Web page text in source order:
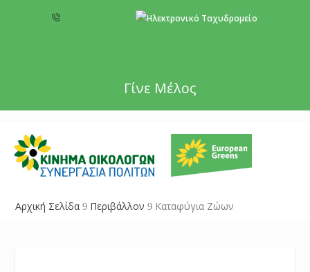
Γίνε Μέλος
Αρχική Σελίδα 9 Περιβάλλον 9 Καταφύγια Ζώων